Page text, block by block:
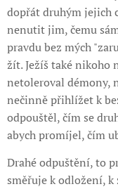
dopřát druhým jejich
nenutit jim, čemu
pravdu bez mých
žít. Ježíš také nikoho
netoleroval démony,
nečinně přihlížet k
odpouštěl, čím se
abych promíjel, čím
Drahé odpuštění, to
směřuje k odložení,